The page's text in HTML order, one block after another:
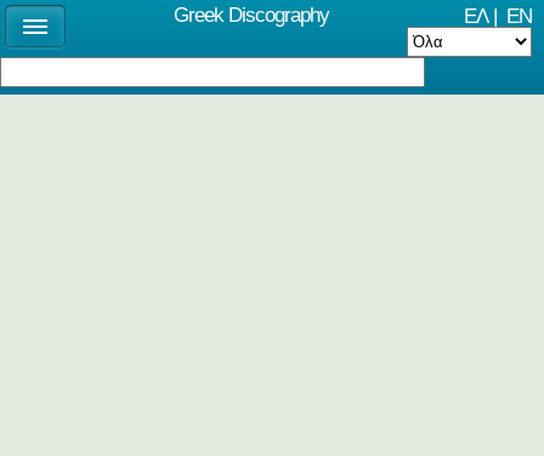
ΕΛ| EN
Greek Discography